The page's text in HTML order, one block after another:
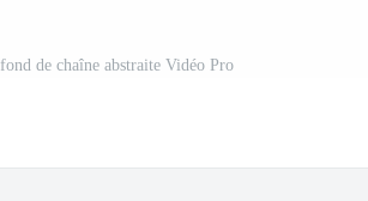
fond de chaîne abstraite Vidéo Pro